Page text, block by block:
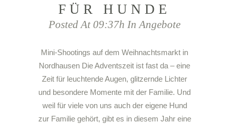
FÜR HUNDE
Posted At 09:37h InAngebote
Mini-Shootings auf dem Weihnachtsmarkt in
Nordhausen Die Adventszeit ist fast da – eine
Zeit für leuchtende Augen, glitzernde Lichter
und besondere Momente mit der Familie. Und
weil für viele von uns auch der eigene Hund
zur Familie gehört, gibt es in diesem Jahr eine